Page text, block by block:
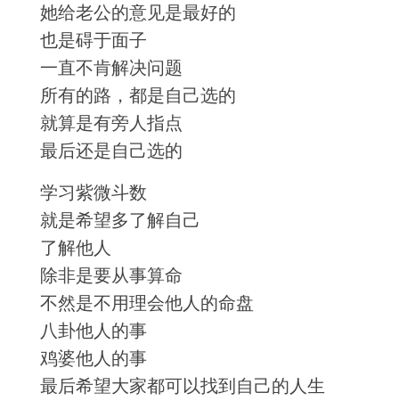
她给老公的意见是最好的
也是碍于面子
一直不肯解决问题
所有的路，都是自己选的
就算是有旁人指点
最后还是自己选的
学习紫微斗数
就是希望多了解自己
了解他人
除非是要从事算命
不然是不用理会他人的命盘
八卦他人的事
鸡婆他人的事
最后希望大家都可以找到自己的人生